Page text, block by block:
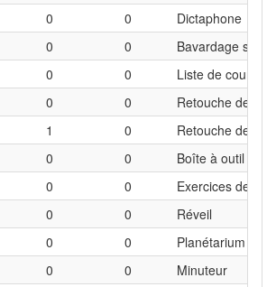
0 0
Dictaphone
0 0
Bavardage sur
0 0
Liste de courses
0 0
Retouche de
1 0
Retouche de
0 0
Boîte à outil du
0 0
Exercices de
0 0
Réveil
0 0
Planétarium
0 0
Minuteur